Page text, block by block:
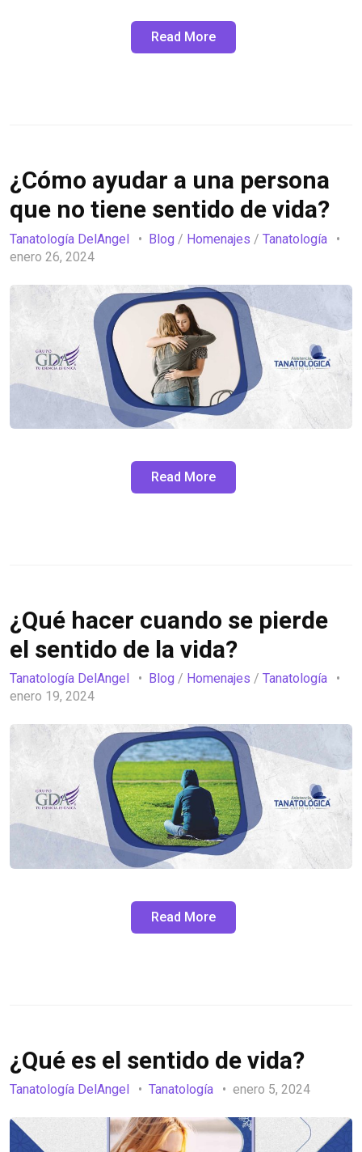
Read More
¿Cómo ayudar a una persona
que no tiene sentido de vida?
Tanatología DelAngel Blog / Homenajes / Tanatología
enero 26, 2024
Read More
¿Qué hacer cuando se pierde
el sentido de la vida?
Tanatología DelAngel Blog / Homenajes / Tanatología
enero 19, 2024
Read More
¿Qué es el sentido de vida?
Tanatología DelAngel Tanatología enero 5, 2024